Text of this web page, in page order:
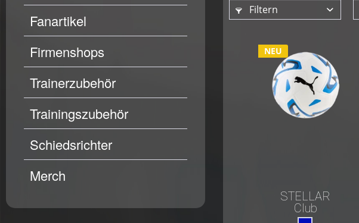
Fanartikel
Firmenshops
Trainerzubehör
Trainingszubehör
Schiedsrichter
Merch
Filtern
NEU
STELLAR
Club